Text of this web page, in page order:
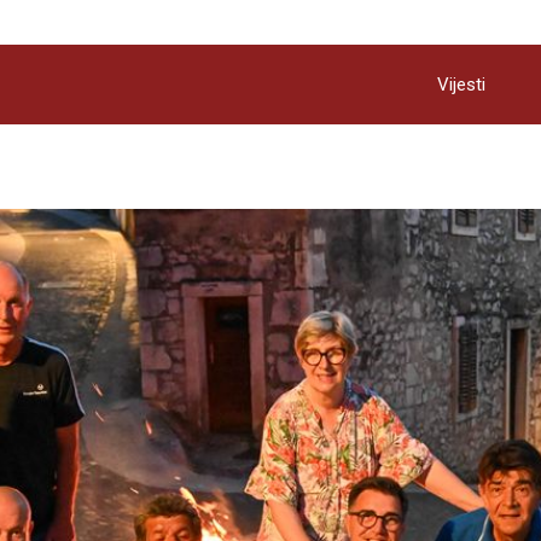
Vijesti